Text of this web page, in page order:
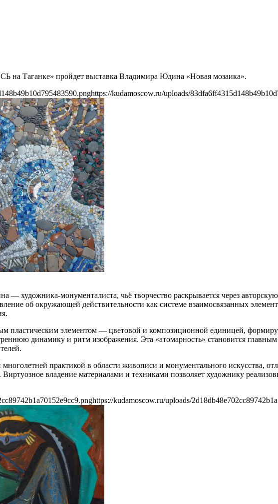
на Таганке» пройдет выставка Владимира Юдина «Новая мозаика».
https://kudamoscow.ru/uploads/
— художника-монументалиста, чьё творчество раскрывается через
об окружающей действительности как системе взаимосвязанных
пластическим элементом — цветовой и композиционной единицей,
динамику и ритм изображения. Эта «атомарность» становится
практикой в области живописи и монументального искусства,
владение материалами и техниками позволяет художнику
https://kudamoscow.ru/uploads/